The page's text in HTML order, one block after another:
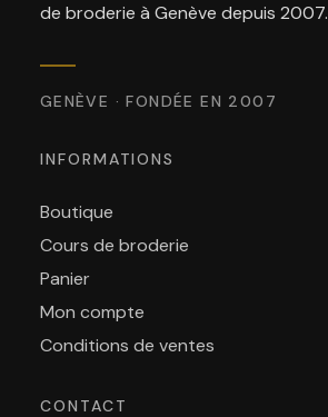
de broderie à Genève depuis 2007.
GENÈVE · FONDÉE EN 2007
INFORMATIONS
Boutique
Cours de broderie
Panier
Mon compte
Conditions de ventes
CONTACT